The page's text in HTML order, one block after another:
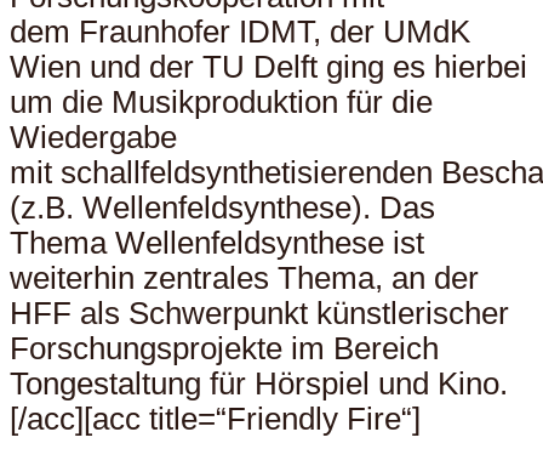
dem Fraunhofer IDMT, der UMdK
Wien und der TU Delft ging es hierbei
um die Musikproduktion für die
Wiedergabe
mit schallfeldsynthetisierenden
(z.B. Wellenfeldsynthese). Das
Thema Wellenfeldsynthese ist
weiterhin zentrales Thema, an der
HFF als Schwerpunkt künstlerischer
Forschungsprojekte im Bereich
Tongestaltung für Hörspiel und Kino.
[/acc][acc title=“Friendly Fire“]